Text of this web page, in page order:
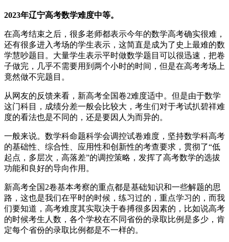
2023年辽宁高考数学难度中等。
在高考结束之后，很多老师都表示今年的数学高考确实很难，
还有很多进入考场的学生表示，这简直是成为了史上最难的数
学慧吵题目。大量学生表示平时做数学题目可以很迅速，把卷
子做完，几乎不需要用到两个小时的时间，但是在高考考场上
竟然做不完题目。
从网友的反馈来看，新高考全国卷2难度适中。但是由于数学
这门科目，成绩分差一般会比较大，考生们对于考试扒碧祥难
度的看法也是不同的，还是要因人为而异的。
一般来说。数学科命题科学会调控试卷难度，坚持数学科高考
的基础性、综合性、应用性和创新性的考查要求，贯彻了“低
起点，多层次，高落差”的调控策略，发挥了高考数学的选拔
功能和良好的导向作用。
新高考全国2卷基本考察的重点都是基础知识和一些解题的思
路，这也是我们在平时的时候，练习过的，重点学习的，而我
们要知道，高考难度其实取决于春搏很多因素的，比如说高考
的时候考生人数，各个学校在不同省份的录取比例是多少，肯
定每个省份的录取比例都是不一样的。